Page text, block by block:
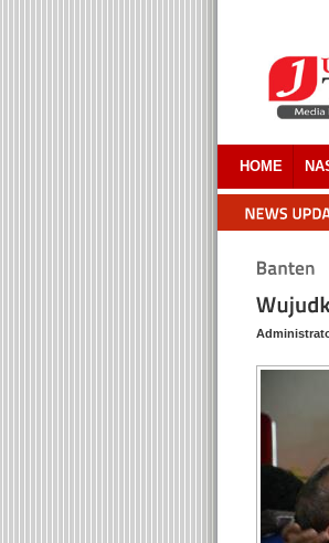
HOME
Pemkab Tangerang Akui Ada Overlapping